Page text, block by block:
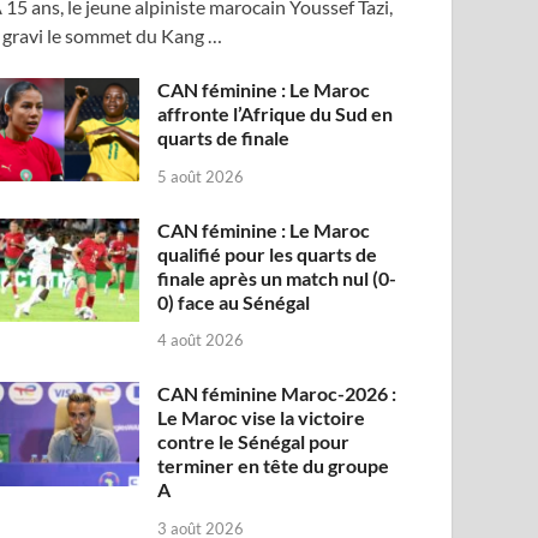
15 ans, le jeune alpiniste marocain Youssef Tazi,
gravi le sommet du Kang …
CAN féminine : Le Maroc
affronte l’Afrique du Sud en
quarts de finale
5 août 2026
CAN féminine : Le Maroc
qualifié pour les quarts de
finale après un match nul (0-
0) face au Sénégal
4 août 2026
CAN féminine Maroc-2026 :
Le Maroc vise la victoire
contre le Sénégal pour
terminer en tête du groupe
A
3 août 2026